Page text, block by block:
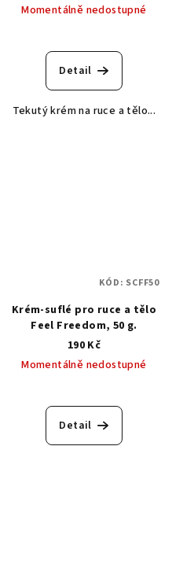
Momentálně nedostupné
hodnocení
produktu
z
Detail
Tekutý krém na ruce a tělo...
Krém-suflé pro ruce a tělo
Feel Freedom, 50 g.
190 Kč
Momentálně nedostupné
Detail
KÓD: SCFF50